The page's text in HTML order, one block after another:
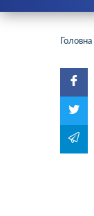
Головна